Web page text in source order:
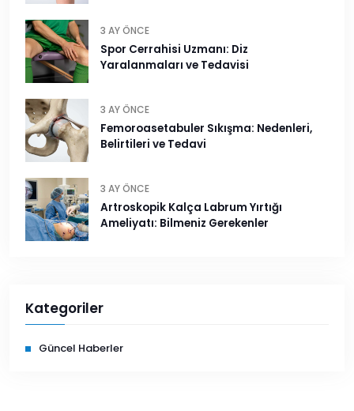
3 AY ÖNCE
Spor Cerrahisi Uzmanı: Diz
Yaralanmaları ve Tedavisi
3 AY ÖNCE
Femoroasetabuler Sıkışma: Nedenleri,
Belirtileri ve Tedavi
3 AY ÖNCE
Artroskopik Kalça Labrum Yırtığı
Ameliyatı: Bilmeniz Gerekenler
Kategoriler
Güncel Haberler